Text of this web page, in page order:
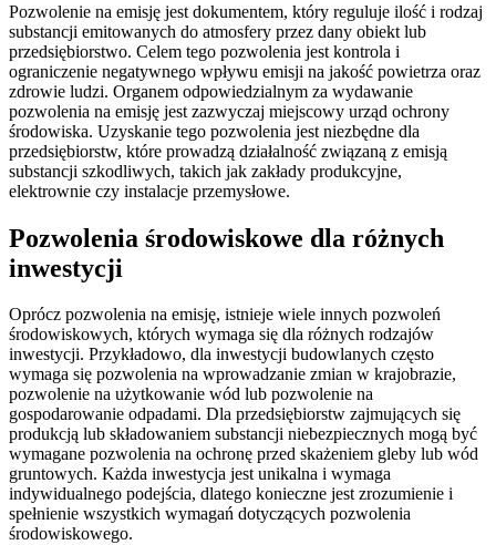
Pozwolenie na emisję jest dokumentem, który reguluje ilość i rodzaj
substancji emitowanych do atmosfery przez dany obiekt lub
przedsiębiorstwo. Celem tego pozwolenia jest kontrola i
ograniczenie negatywnego wpływu emisji na jakość powietrza oraz
zdrowie ludzi. Organem odpowiedzialnym za wydawanie
pozwolenia na emisję jest zazwyczaj miejscowy urząd ochrony
środowiska. Uzyskanie tego pozwolenia jest niezbędne dla
przedsiębiorstw, które prowadzą działalność związaną z emisją
substancji szkodliwych, takich jak zakłady produkcyjne,
elektrownie czy instalacje przemysłowe.
Pozwolenia środowiskowe dla różnych
inwestycji
Oprócz pozwolenia na emisję, istnieje wiele innych pozwoleń
środowiskowych, których wymaga się dla różnych rodzajów
inwestycji. Przykładowo, dla inwestycji budowlanych często
wymaga się pozwolenia na wprowadzanie zmian w krajobrazie,
pozwolenie na użytkowanie wód lub pozwolenie na
gospodarowanie odpadami. Dla przedsiębiorstw zajmujących się
produkcją lub składowaniem substancji niebezpiecznych mogą być
wymagane pozwolenia na ochronę przed skażeniem gleby lub wód
gruntowych. Każda inwestycja jest unikalna i wymaga
indywidualnego podejścia, dlatego konieczne jest zrozumienie i
spełnienie wszystkich wymagań dotyczących pozwolenia
środowiskowego.